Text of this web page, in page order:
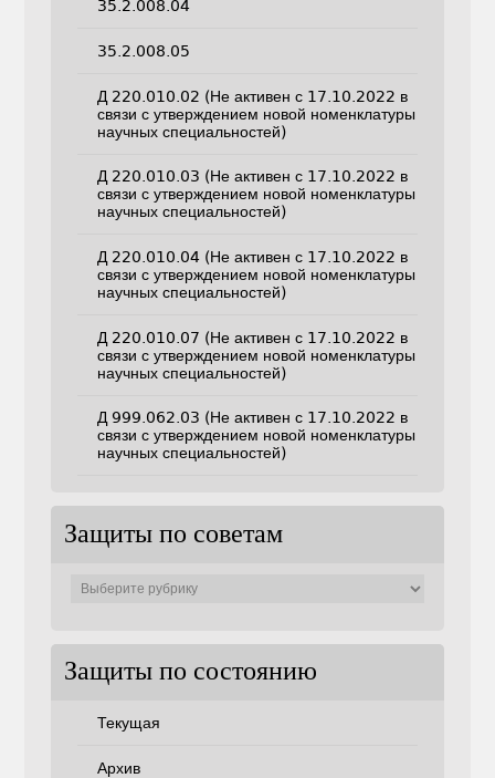
35.2.008.04
35.2.008.05
Д 220.010.02 (Не активен с 17.10.2022 в
связи с утверждением новой номенклатуры
научных специальностей)
Д 220.010.03 (Не активен с 17.10.2022 в
связи с утверждением новой номенклатуры
научных специальностей)
Д 220.010.04 (Не активен с 17.10.2022 в
связи с утверждением новой номенклатуры
научных специальностей)
Д 220.010.07 (Не активен с 17.10.2022 в
связи с утверждением новой номенклатуры
научных специальностей)
Д 999.062.03 (Не активен с 17.10.2022 в
связи с утверждением новой номенклатуры
научных специальностей)
Защиты по советам
Защиты по состоянию
Текущая
Архив